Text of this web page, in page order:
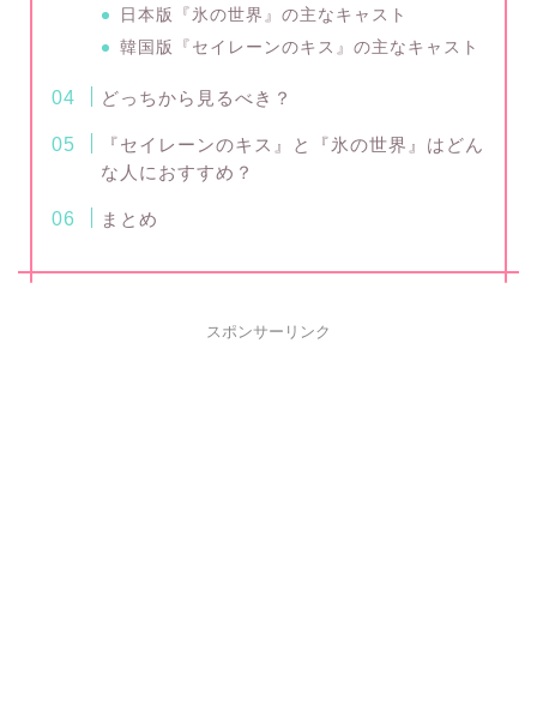
日本版『氷の世界』の主なキャスト
韓国版『セイレーンのキス』の主なキャスト
どっちから見るべき？
『セイレーンのキス』と『氷の世界』はどん
な人におすすめ？
まとめ
スポンサーリンク